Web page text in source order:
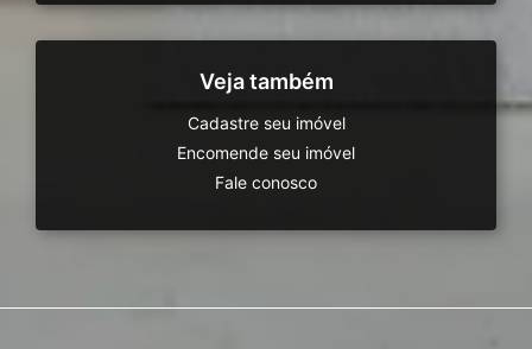
Veja também
Cadastre seu imóvel
Encomende seu imóvel
Fale conosco